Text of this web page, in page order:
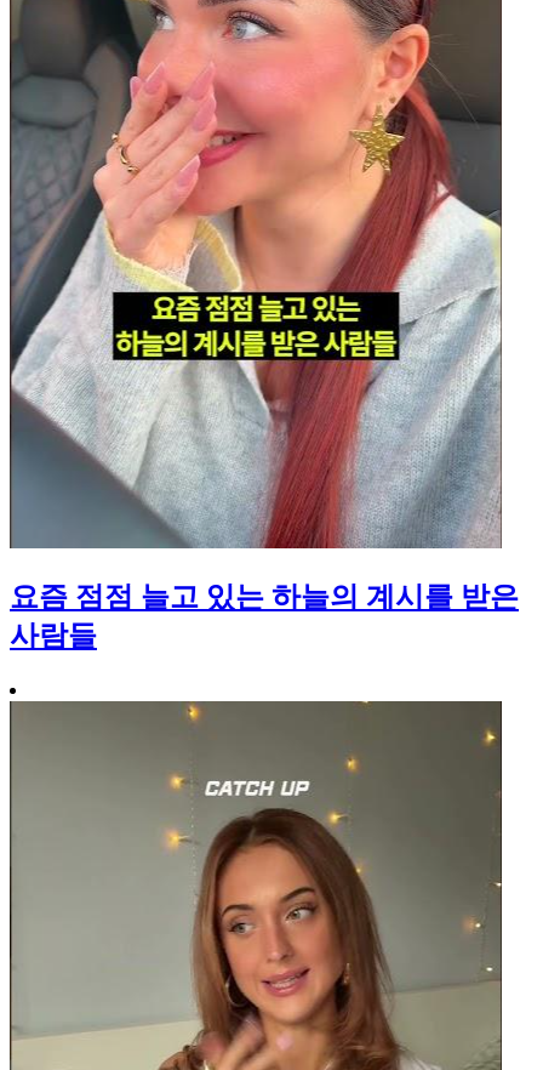
요즘 점점 늘고 있는 하늘의 계시를 받은
사람들